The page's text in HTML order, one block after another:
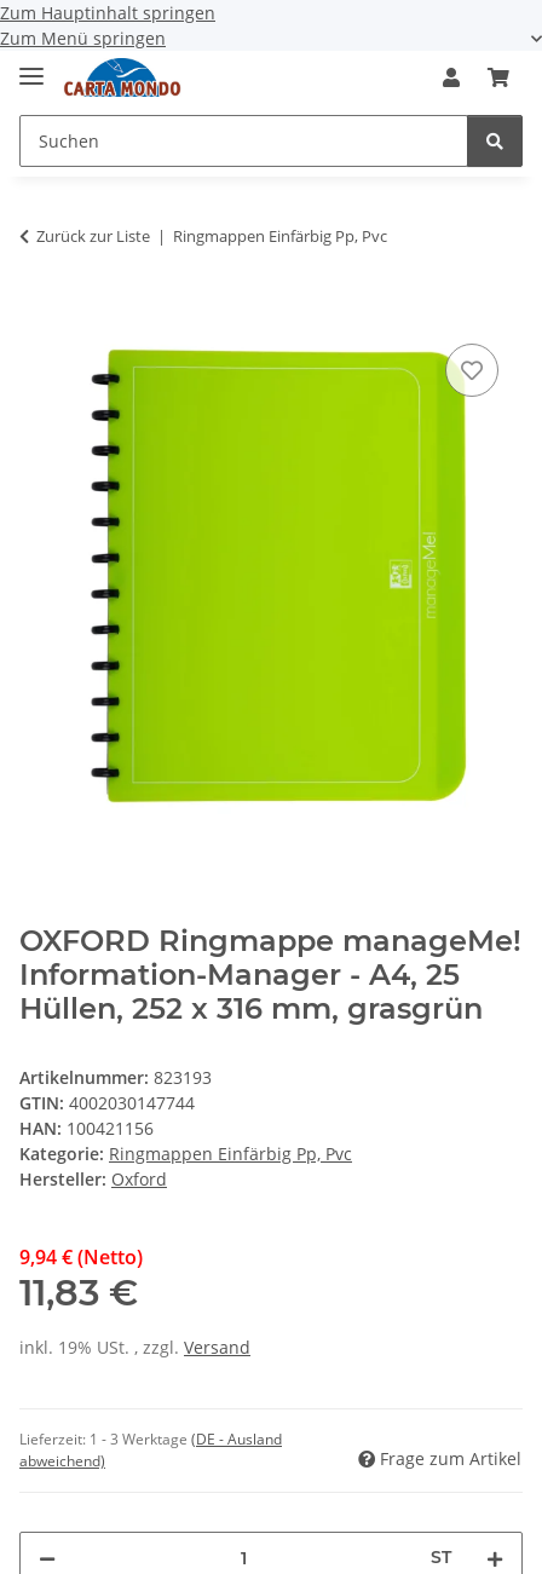
Zum Hauptinhalt springen
Zum Menü springen
Zurück zur Liste Ringmappen Einfärbig Pp, Pvc
OXFORD Ringmappe manageMe!
Information-Manager - A4, 25
Hüllen, 252 x 316 mm, grasgrün
Artikelnummer: 823193
GTIN: 4002030147744
HAN: 100421156
Kategorie: Ringmappen Einfärbig Pp, Pvc
Hersteller: Oxford
9,94 € (Netto)
11,83 €
inkl. 19% USt. , zzgl. Versand
Lieferzeit: 1 - 3 Werktage (DE - Ausland
abweichend)
Frage zum Artikel
ST